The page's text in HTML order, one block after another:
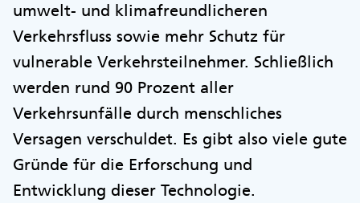
umwelt- und klimafreundlicheren
Verkehrsfluss sowie mehr Schutz für
vulnerable Verkehrsteilnehmer. Schließlich
werden rund 90 Prozent aller
Verkehrsunfälle durch menschliches
Versagen verschuldet. Es gibt also viele gute
Gründe für die Erforschung und
Entwicklung dieser Technologie.